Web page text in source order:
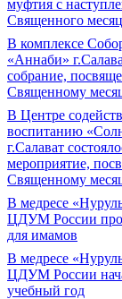
муфтия с
Священного
В комплексе
«Аннаби»
собрание,
Священному
В Центре
воспитанию
г.Салават
мероприятие,
Священному
В медресе
ЦДУМ России
для имамов
В медресе
ЦДУМ России
учебный год